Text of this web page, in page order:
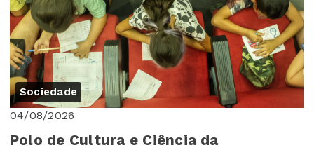
Sociedade
04/08/2026
Polo de Cultura e Ciência da